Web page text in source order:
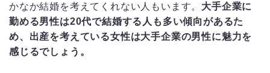
かなか結婚を考えてくれない人もいます。 大手企業に
勤める男性は20代で結婚する人も多い傾向があるた
め、出産を考えている女性は大手企業の男性に魅力を
感じるでしょう。